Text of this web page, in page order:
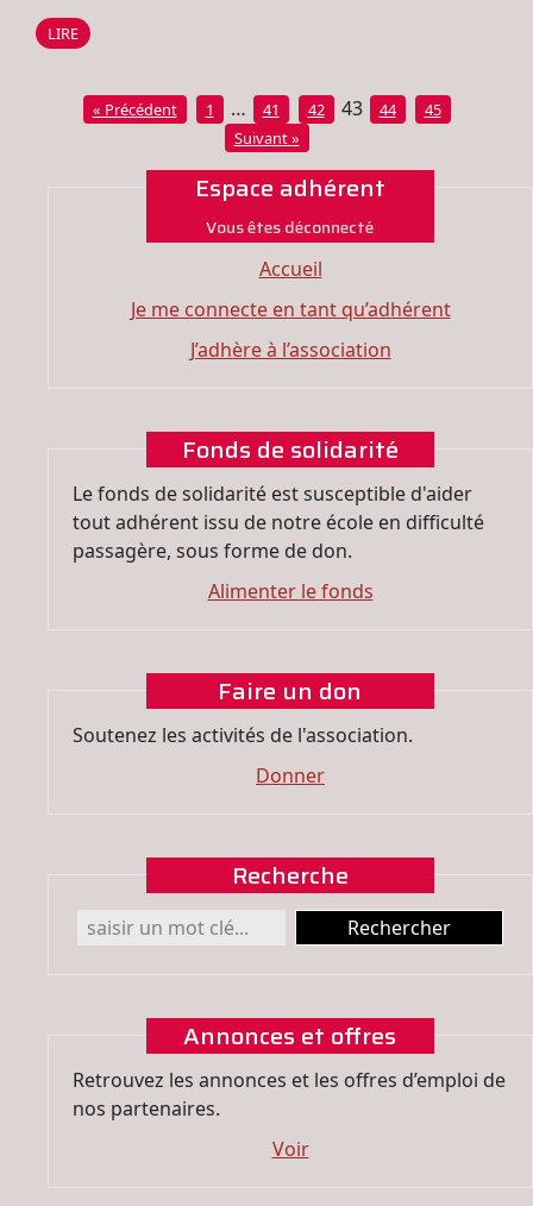
LIRE
« Précédent 1 … 41 42 43 44
45
Suivant »
Espace adhérent
Vous êtes déconnecté
Accueil
Je me connecte en tant qu’adhérent
J’adhère à l’association
Fonds de solidarité
Le fonds de solidarité est susceptible d'aider
tout adhérent issu de notre école en difficulté
passagère, sous forme de don.
Alimenter le fonds
Faire un don
Soutenez les activités de l'association.
Donner
Recherche
Annonces et offres
Retrouvez les annonces et les offres d’emploi de
nos partenaires.
Voir